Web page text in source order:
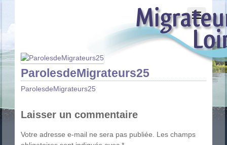
ParolesdeMigrateurs25
ParolesdeMigrateurs25
Laisser un commentaire
Votre adresse e-mail ne sera pas publiée.
Les champs